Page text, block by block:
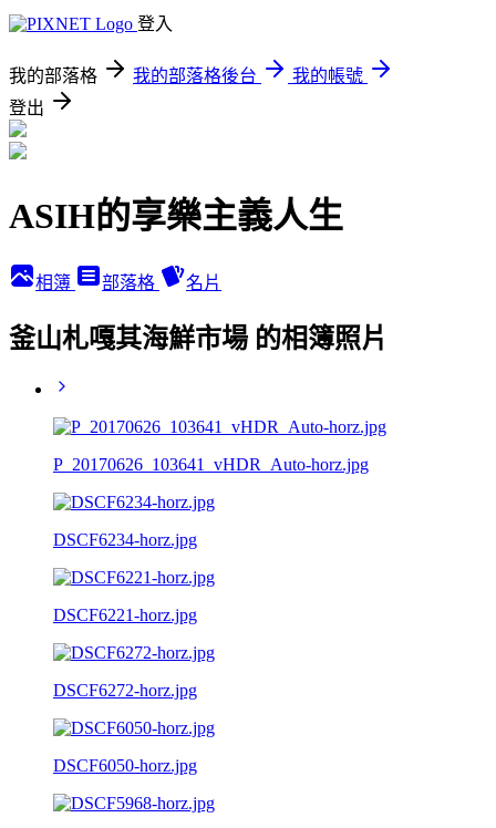
登入
我的部落格 我的部落格後台
我的帳號
登出
ASIH的享樂主義人生
相簿 部落格 名片
釜山札嘎其海鮮市場 的相簿照片
P_20170626_103641_vHDR_Auto-horz.jpg
DSCF6234-horz.jpg
DSCF6221-horz.jpg
DSCF6272-horz.jpg
DSCF6050-horz.jpg